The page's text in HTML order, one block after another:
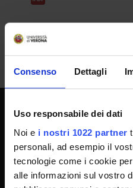
Consenso Dettagli
Uso responsabile dei dati
Noi e i nostri 1022 partner
personali, ad esempio il
tecnologie come i cookie
alle informazioni sul vostro
UNIVERSITY
Transparency